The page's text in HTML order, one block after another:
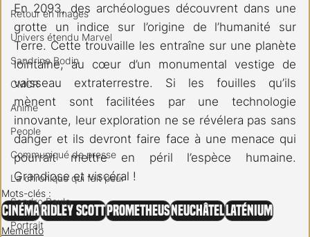
Retour en images
Univers étendu Marvel
Sandrine Bodin
CMCR
Anime
People
Communiqué de presse
La chronique qui fait peur
Sandro Paulo
Portrait
En 2093, des archéologues découvrent dans une
grotte un indice sur l’origine de l’humanité sur
Terre. Cette trouvaille les entraîne sur une planète
lointaine, au cœur d’un monumental vestige de
vaisseau extraterrestre. Si les fouilles qu’ils
mènent sont facilitées par une technologie
innovante, leur exploration ne se révélera pas sans
danger et ils devront faire face à une menace qui
pourrait mettre en péril l’espèce humaine.
Grandiose et viscéral !
Mots-clés :
CinémaRidley Scott PrometheusNeuchâtel Laténium
Memento